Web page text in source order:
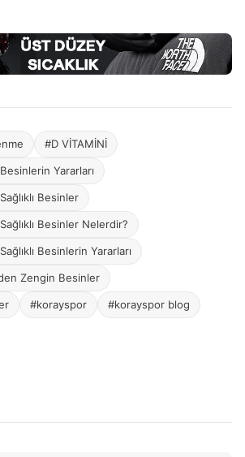
#D VİTAMİNİ
Yararları
Besinler
Besinler Nelerdir?
Besinlerin Yararları
Zengin Besinler
#korayspor #korayspor blog